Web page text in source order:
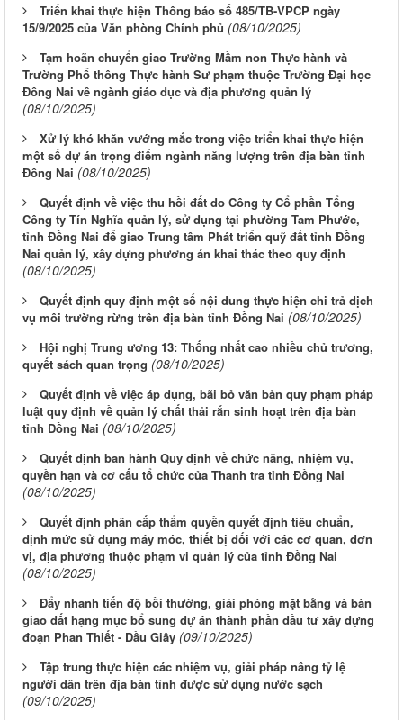
Triển khai thực hiện Thông báo số 485/TB-VPCP ngày
15/9/2025 của Văn phòng Chính phủ (08/10/2025)
Tạm hoãn chuyển giao Trường Mầm non Thực hành và
Trường Phổ thông Thực hành Sư phạm thuộc Trường Đại học
Đồng Nai về ngành giáo dục và địa phương quản lý
(08/10/2025)
Xử lý khó khăn vướng mắc trong việc triển khai thực hiện
một số dự án trọng điểm ngành năng lượng trên địa bàn tỉnh
Đồng Nai (08/10/2025)
Quyết định về việc thu hồi đất do Công ty Cổ phần Tổng
Công ty Tín Nghĩa quản lý, sử dụng tại phường Tam Phước,
tỉnh Đồng Nai để giao Trung tâm Phát triển quỹ đất tỉnh Đồng
Nai quản lý, xây dựng phương án khai thác theo quy định
(08/10/2025)
Quyết định quy định một số nội dung thực hiện chi trả dịch
vụ môi trường rừng trên địa bàn tỉnh Đồng Nai (08/10/2025)
Hội nghị Trung ương 13: Thống nhất cao nhiều chủ trương,
quyết sách quan trọng (08/10/2025)
Quyết định về việc áp dụng, bãi bỏ văn bản quy phạm pháp
luật quy định về quản lý chất thải rắn sinh hoạt trên địa bàn
tỉnh Đồng Nai (08/10/2025)
Quyết định ban hành Quy định về chức năng, nhiệm vụ,
quyền hạn và cơ cấu tổ chức của Thanh tra tỉnh Đồng Nai
(08/10/2025)
Quyết định phân cấp thẩm quyền quyết định tiêu chuẩn,
định mức sử dụng máy móc, thiết bị đối với các cơ quan, đơn
vị, địa phương thuộc phạm vi quản lý của tỉnh Đồng Nai
(08/10/2025)
Đẩy nhanh tiến độ bồi thường, giải phóng mặt bằng và bàn
giao đất hạng mục bổ sung dự án thành phần đầu tư xây dựng
đoạn Phan Thiết - Dầu Giây (09/10/2025)
Tập trung thực hiện các nhiệm vụ, giải pháp nâng tỷ lệ
người dân trên địa bàn tỉnh được sử dụng nước sạch
(09/10/2025)